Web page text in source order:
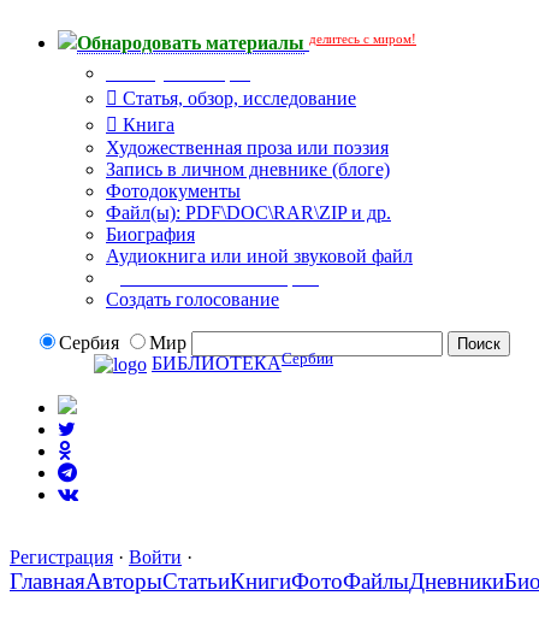
Обнародовать материалы делитесь с миром!
Статья, обзор, исследование
Книга
Художественная проза или поэзия
Запись в личном дневнике (блоге)
Фотодокументы
Файл(ы): PDF\DOC\RAR\ZIP и др.
Биография
Аудиокнига или иной звуковой файл
Создать голосование
Сербия
Мир
БИБЛИОТЕКАСербии
Регистрация · Войти ·
ГлавнаяАвторыСтатьиКнигиФотоФайлыДневники